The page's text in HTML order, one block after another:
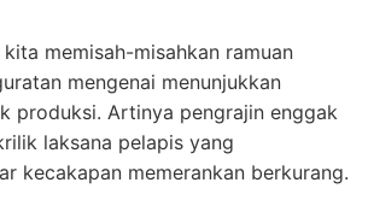
memisah-misahkan ramuan
mengenai menunjukkan
produksi. Artinya pengrajin enggak
laksana pelapis yang
kecakapan memerankan berkurang.